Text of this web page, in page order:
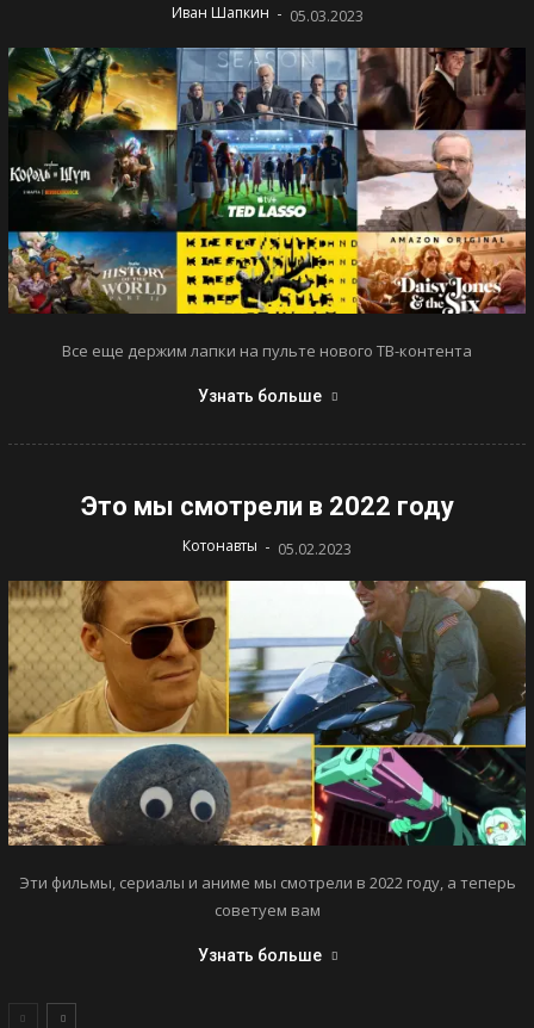
Иван Шапкин - 05.03.2023
Все еще держим лапки на пульте нового ТВ-контента
Узнать больше
Это мы смотрели в 2022 году
Котонавты - 05.02.2023
Эти фильмы, сериалы и аниме мы смотрели в 2022 году, а теперь
советуем вам
Узнать больше